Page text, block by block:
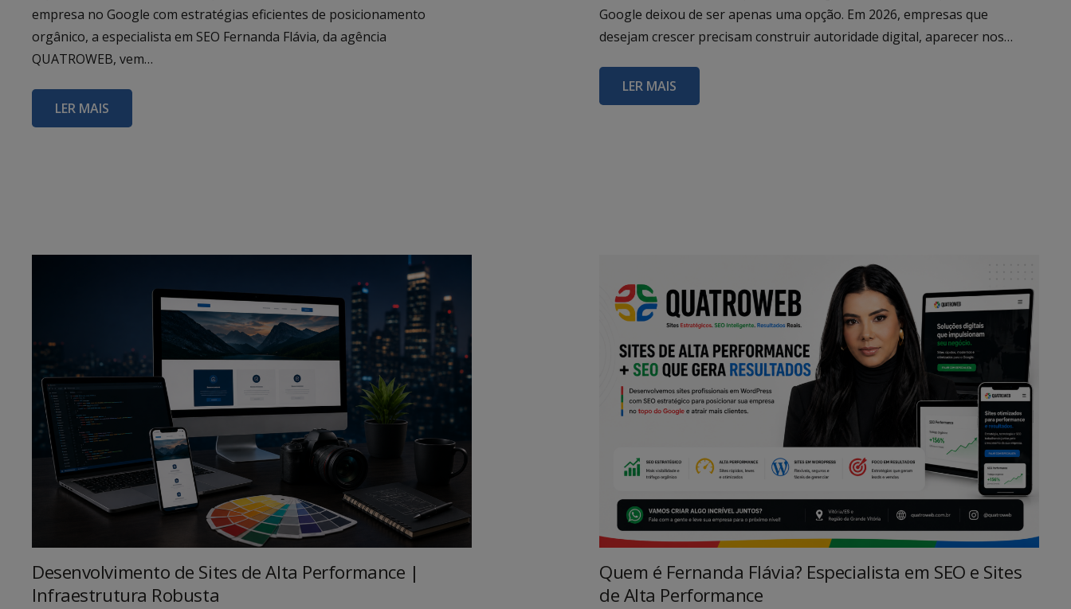
empresa no Google com estratégias eficientes de posicionamento
orgânico, a especialista em SEO Fernanda Flávia, da agência
QUATROWEB, vem…
LER MAIS
Google deixou de ser apenas uma opção. Em 2026, empresas que
desejam crescer precisam construir autoridade digital, aparecer nos…
LER MAIS
Desenvolvimento de Sites de Alta Performance |
Infraestrutura Robusta
Quem é Fernanda Flávia? Especialista em SEO e Sites
de Alta Performance